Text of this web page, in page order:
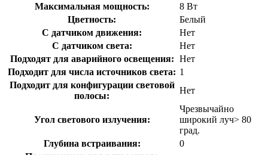
Максимальная мощность:
8 Вт
Цветность:
Белый
С датчиком движения:
Нет
С датчиком света:
Нет
Подходят для аварийного освещения: Нет
Подходит для числа источников света: 1
Подходит для конфигурации световой
полосы:
Нет
Угол светового излучения:
Чрезвычайно
широкий луч> 80
град.
Глубина встраивания:
0